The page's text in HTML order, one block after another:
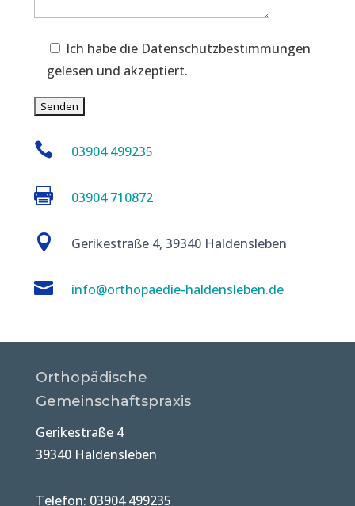
Ich habe die Datenschutzbestimmungen
gelesen und akzeptiert.
 03904 499235
 03904 710872
 Gerikestraße 4, 39340 Haldensleben
 info@orthopaedie-haldensleben.de
Orthopädische
Gemeinschaftspraxis
Gerikestraße 4
39340 Haldensleben
Telefon: 03904 499235